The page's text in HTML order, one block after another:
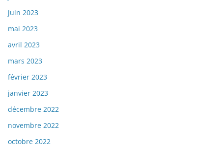
juin 2023
mai 2023
avril 2023
mars 2023
février 2023
janvier 2023
décembre 2022
novembre 2022
octobre 2022